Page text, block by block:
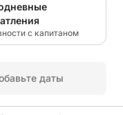
с капитаном
даты